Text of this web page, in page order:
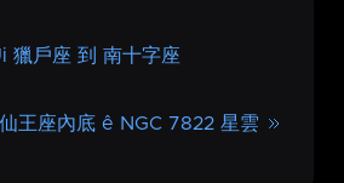
獵戶座 到 南十字座
王座內底 ê NGC 7822 星雲